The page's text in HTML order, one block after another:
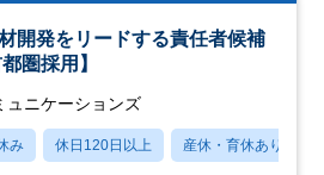
開発をリードする責任者候補
圏採用】
ュニケーションズ
み 休日120日以上 産休・育休あり